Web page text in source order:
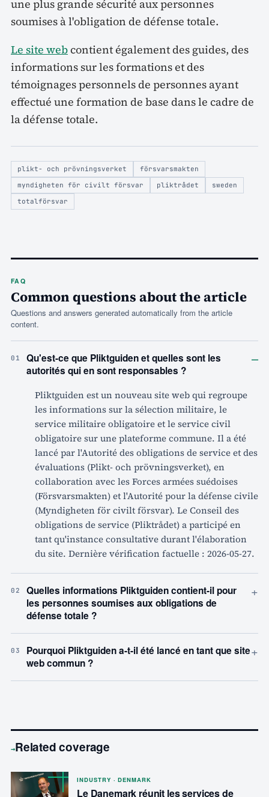
une plus grande sécurité aux personnes
soumises à l'obligation de défense totale.
Le site webcontient également des guides, des
informations sur les formations et des
témoignages personnels de personnes ayant
effectué une formation de base dans le cadre de
la défense totale.
plikt- och prövningsverket
försvarsmakten
myndigheten för civilt försvar
pliktrådet
sweden
totalförsvar
FAQ
Common questions about the article
Questions and answers generated automatically from the article
content.
01
Qu'est-ce que Pliktguiden et quelles sont les
autorités qui en sont responsables ?
–
Pliktguiden est un nouveau site web qui regroupe
les informations sur la sélection militaire, le
service militaire obligatoire et le service civil
obligatoire sur une plateforme commune. Il a été
lancé par l'Autorité des obligations de service et des
évaluations (Plikt- och prövningsverket), en
collaboration avec les Forces armées suédoises
(Försvarsmakten) et l'Autorité pour la défense civile
(Myndigheten för civilt försvar). Le Conseil des
obligations de service (Pliktrådet) a participé en
tant qu'instance consultative durant l'élaboration
du site. Dernière vérification factuelle : 2026-05-27.
02
Quelles informations Pliktguiden contient-il pour
les personnes soumises aux obligations de
défense totale ?
+
03
Pourquoi Pliktguiden a-t-il été lancé en tant que site
web commun ?
+
→Related coverage
INDUSTRY · DENMARK
Le Danemark réunit les services de